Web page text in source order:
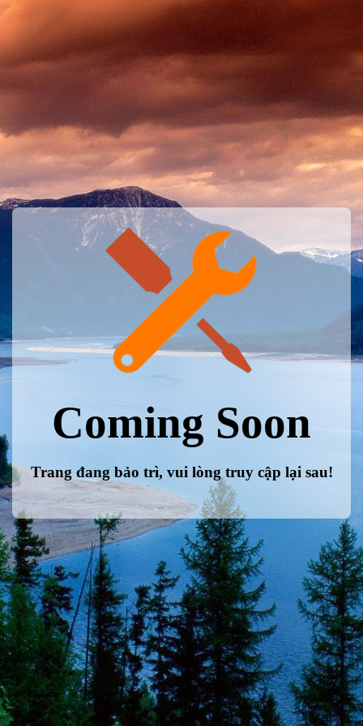
Coming Soon
Trang đang bảo trì, vui lòng truy cập lại sau!